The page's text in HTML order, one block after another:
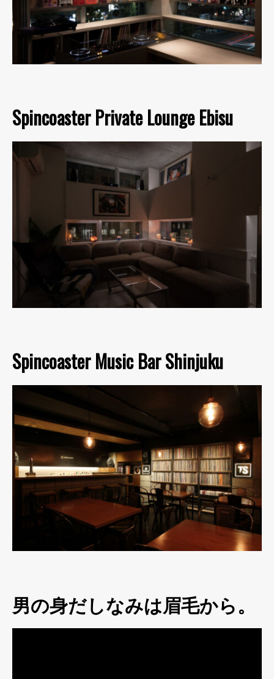
Spincoaster Private Lounge Ebisu
Spincoaster Music Bar Shinjuku
男の身だしなみは眉毛から。